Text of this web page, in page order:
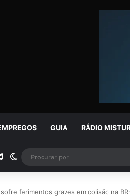
GUIA RÁDIO
Rádio Switch skin
ferimentos graves em colisão na